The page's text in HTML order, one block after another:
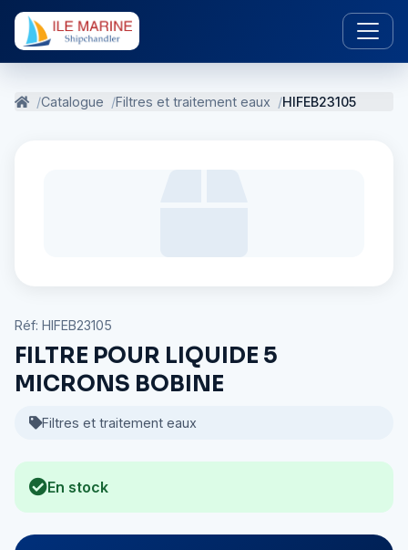
Catalogue Filtres et traitement eaux HIFEB23105
Réf: HIFEB23105
FILTRE POUR LIQUIDE 5
MICRONS BOBINE
Filtres et traitement eaux
En stock